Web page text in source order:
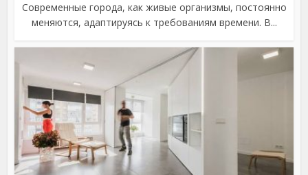
Современные города, как живые организмы, постоянно
меняются, адаптируясь к требованиям времени. В...